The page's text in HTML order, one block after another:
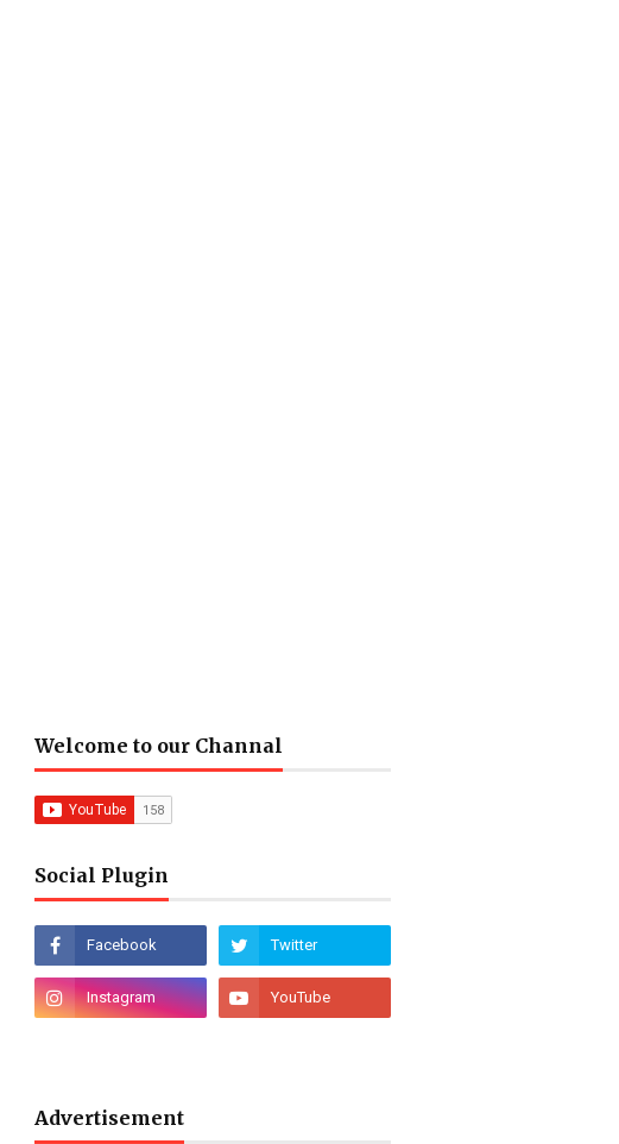
Welcome to our Channal
Social Plugin
Advertisement